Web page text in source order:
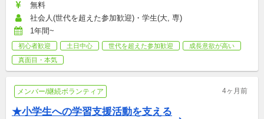
無料
社会人(世代を超えた参加歓迎)・学生(大, 専)
1年間~
初心者歓迎 土日中心 世代を超えた参加歓迎
成長意欲が高い
真面目・本気
メンバー/継続ボランティア 4ヶ月前
★小学生への学習支援活動を支える